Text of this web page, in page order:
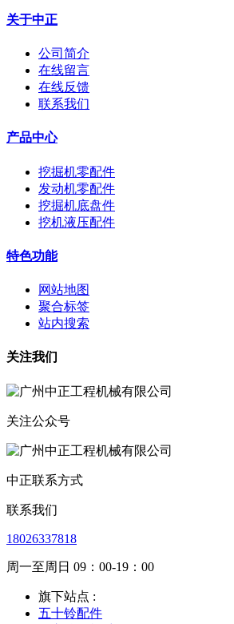
关于中正
公司简介
在线留言
在线反馈
联系我们
产品中心
挖掘机零配件
发动机零配件
挖掘机底盘件
挖机液压配件
特色功能
网站地图
聚合标签
站内搜索
关注我们
关注公众号
中正联系方式
联系我们
18026337818
周一至周日 09：00-19：00
旗下站点 :
五十铃配件